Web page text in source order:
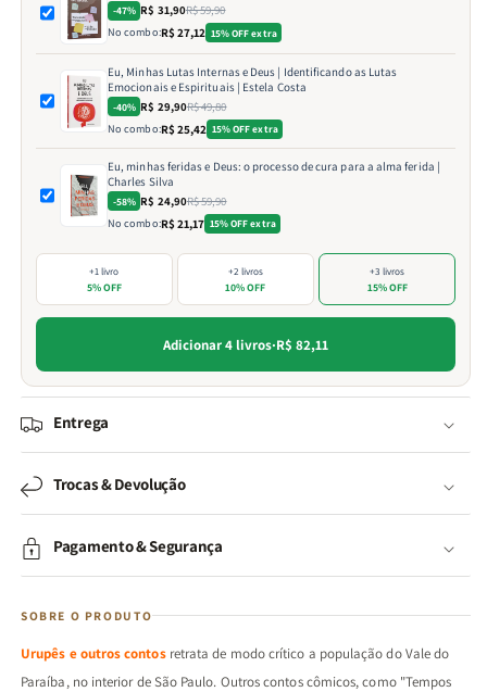
-47% R$ 31,90R$ 59,90
No combo:R$ 27,12 15% OFF extra
Eu, Minhas Lutas Internas e Deus | Identificando as Lutas
Emocionais e Espirituais | Estela Costa
-40% R$ 29,90R$ 49,80
No combo:R$ 25,42 15% OFF extra
Eu, minhas feridas e Deus: o processo de cura para a alma ferida |
Charles Silva
-58% R$ 24,90R$ 59,90
No combo:R$ 21,17 15% OFF extra
+1 livro
5% OFF
+2 livros
10% OFF
+3 livros
15% OFF
Adicionar 4 livros·R$ 82,11
Entrega
Trocas & Devolução
Pagamento & Segurança
SOBRE O PRODUTO
Urupês e outros contosretrata de modo crítico a população do Vale do
Paraíba, no interior de São Paulo. Outros contos cômicos, como "Tempos